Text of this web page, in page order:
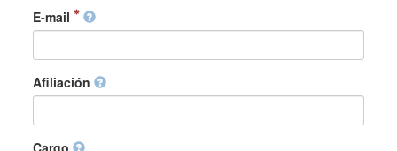
E-mail
Afiliación
Cargo